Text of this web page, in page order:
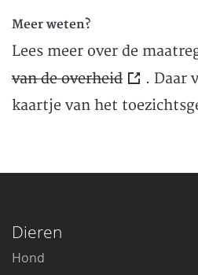
Meer weten?
Lees meer over de
van de overheid
. Daar
kaartje van het
Dieren
Hond